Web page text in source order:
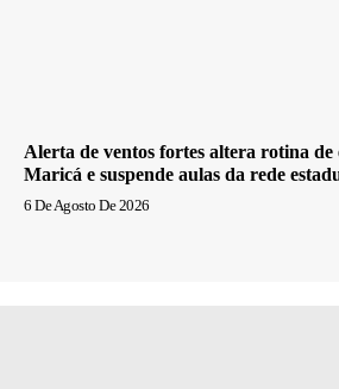
Alerta de ventos fortes altera rotina de
Maricá e suspende aulas da rede
6 De Agosto De 2026